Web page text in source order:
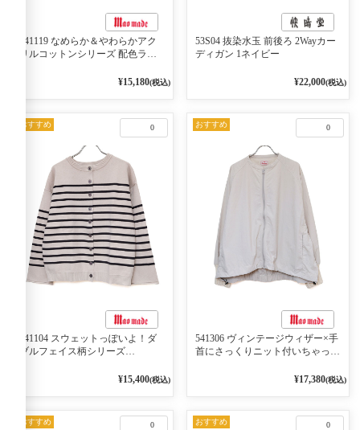
541119 なめらか＆やわらかアク
リルコットンシリーズ 配色ライ
ン 10ベージュ×ネイビー¥15,180(税込)
53S04 抜染水玉 前後ろ 2Wayカー
ディガン 1ネイビー
¥22,000(税込)
0
おすすめ
541104 スウェットっぽいよ！ダ
ブルフェイス柄シリーズ
2WAY プルオーバー 101オフベー
¥15,400(税込)
0
おすすめ
541306 ヴィンテージウィザー×手
首にさっくりニット付いちゃった
¥17,380(税込)
0
おすすめ 0
おすすめ